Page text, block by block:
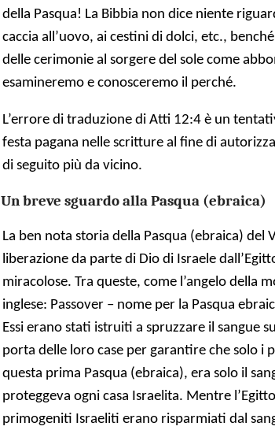
della Pasqua! La Bibbia non dice niente
caccia all’uovo, ai cestini di dolci, etc.,
delle cerimonie al sorgere del sole come
esamineremo e conosceremo il perché.
L’errore di traduzione di Atti 12:4 è un
festa pagana nelle scritture al fine di
di seguito più da vicino.
Un breve sguardo alla Pasqua (ebraica)
La ben nota storia della Pasqua (ebraica) del
liberazione da parte di Dio di Israele
miracolose. Tra queste, come l’angelo della
inglese: Passover – nome per la Pasqua
Essi erano stati istruiti a spruzzare il sangue
porta delle loro case per garantire che solo i
questa prima Pasqua (ebraica), era solo il
proteggeva ogni casa Israelita. Mentre
primogeniti Israeliti erano risparmiati dal